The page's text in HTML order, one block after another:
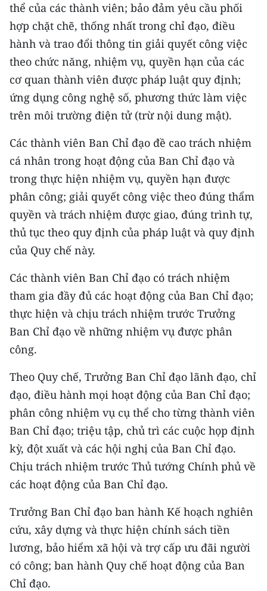
Media Pháp luật
Media Du lịch
Media Thế giới
Media Thể thao
Media Giáo dục
Media Y tế
Media Khoa học - Công nghệ
Media Môi trường
Ảnh
Infographic
TIN MỚI
TIN ĐỊA PHƯƠNG
Trung du và miền núi phía Bắc
Đồng bằng sông Hồng
Bắc Trung Bộ
Duyên hải Nam Trung Bộ và Tây
Nguyên
Đông Nam Bộ
Đồng bằng sông Cửu Long
Chuyên trang Hà Nội
Chuyên trang TP. Hồ Chí Minh
CHUYÊN ĐỀ
thể của các thành viên; bảo đảm yêu cầu phối
hợp chặt chẽ, thống nhất trong chỉ đạo, điều
hành và trao đổi thông tin giải quyết công việc
theo chức năng, nhiệm vụ, quyền hạn của các
cơ quan thành viên được pháp luật quy định;
ứng dụng công nghệ số, phương thức làm việc
trên môi trường điện tử (trừ nội dung mật).
Các thành viên Ban Chỉ đạo đề cao trách nhiệm
cá nhân trong hoạt động của Ban Chỉ đạo và
trong thực hiện nhiệm vụ, quyền hạn được
phân công; giải quyết công việc theo đúng thẩm
quyền và trách nhiệm được giao, đúng trình tự,
thủ tục theo quy định của pháp luật và quy định
của Quy chế này.
Các thành viên Ban Chỉ đạo có trách nhiệm
tham gia đầy đủ các hoạt động của Ban Chỉ đạo;
thực hiện và chịu trách nhiệm trước Trưởng
Ban Chỉ đạo về những nhiệm vụ được phân
công.
Theo Quy chế, Trưởng Ban Chỉ đạo lãnh đạo, chỉ
đạo, điều hành mọi hoạt động của Ban Chỉ đạo;
phân công nhiệm vụ cụ thể cho từng thành viên
Ban Chỉ đạo; triệu tập, chủ trì các cuộc họp định
kỳ, đột xuất và các hội nghị của Ban Chỉ đạo.
Chịu trách nhiệm trước Thủ tướng Chính phủ về
các hoạt động của Ban Chỉ đạo.
Trưởng Ban Chỉ đạo ban hành Kế hoạch nghiên
cứu, xây dựng và thực hiện chính sách tiền
lương, bảo hiểm xã hội và trợ cấp ưu đãi người
có công; ban hành Quy chế hoạt động của Ban
Chỉ đạo.